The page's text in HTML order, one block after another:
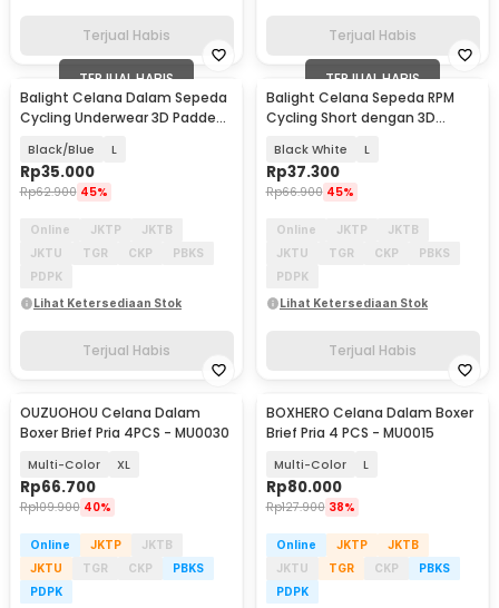
Terjual Habis Terjual Habis
TERJUAL HABIS
Balight Celana Dalam Sepeda
Cycling Underwear 3D Padded
Black/Blue L
Rp35.000
Rp62.900 45%
Online JKTP
JKTB
JKTU
TGR CKP
PBKS
PDPK
Lihat Ketersediaan Stok
Terjual Habis
TERJUAL HABIS
Balight Celana Sepeda RPM
Cycling Short dengan 3D
Black White L
Rp37.300
Rp66.900 45%
Online JKTP
JKTB
JKTU
TGR CKP
PBKS
PDPK
Lihat Ketersediaan Stok
Terjual Habis
OUZUOHOU Celana Dalam
Boxer Brief Pria 4PCS - MU0030
Multi-Color XL
Rp66.700
Rp109.900 40%
Online JKTP
JKTB
JKTU
TGR CKP
PBKS
PDPK
BOXHERO Celana Dalam Boxer
Brief Pria 4 PCS - MU0015
Multi-Color L
Rp80.000
Rp127.900 38%
Online JKTP
JKTB
JKTU
TGR CKP
PBKS
PDPK